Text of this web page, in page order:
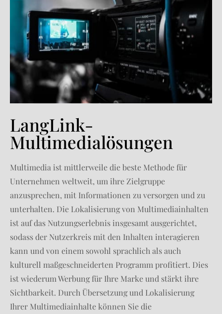
LangLink-
Multimedialösungen
Multimedia ist mittlerweile die beste Methode für
Unternehmen weltweit, um ihre Zielgruppe
anzusprechen, mit Informationen zu versorgen und zu
unterhalten. Die Lokalisierung von Multimediainhalten
ist auf das Nutzungserlebnis insgesamt ausgerichtet,
sodass der Nutzerkreis mit den Inhalten interagieren
kann und von einem sowohl sprachlich als auch
kulturell maßgeschneiderten Programm profitiert. Dies
ist wiederum Werbung für Ihre Marke und stärkt ihre
Sichtbarkeit. Durch Übersetzung und Lokalisierung
Ihrer Multimediainhalte können Sie die